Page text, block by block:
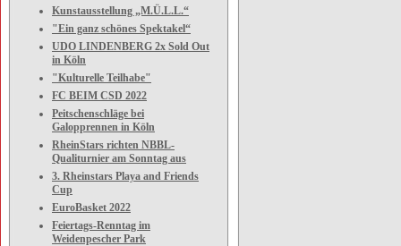
Kunstausstellung „M.Ü.L.L.“
"Ein ganz schönes Spektakel“
UDO LINDENBERG 2x Sold Out
in Köln
"Kulturelle Teilhabe"
FC BEIM CSD 2022
Peitschenschläge bei
Galopprennen in Köln
RheinStars richten NBBL-
Qualiturnier am Sonntag aus
3. Rheinstars Playa and Friends
Cup
EuroBasket 2022
Feiertags-Renntag im
Weidenpescher Park